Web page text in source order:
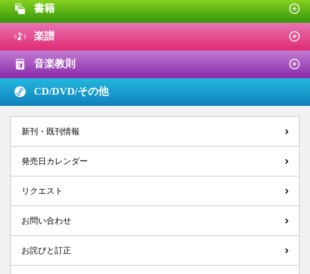
書籍
楽譜
音楽教則
CD/DVD/その他
新刊・既刊情報
発売日カレンダー
リクエスト
お問い合わせ
お詫びと訂正